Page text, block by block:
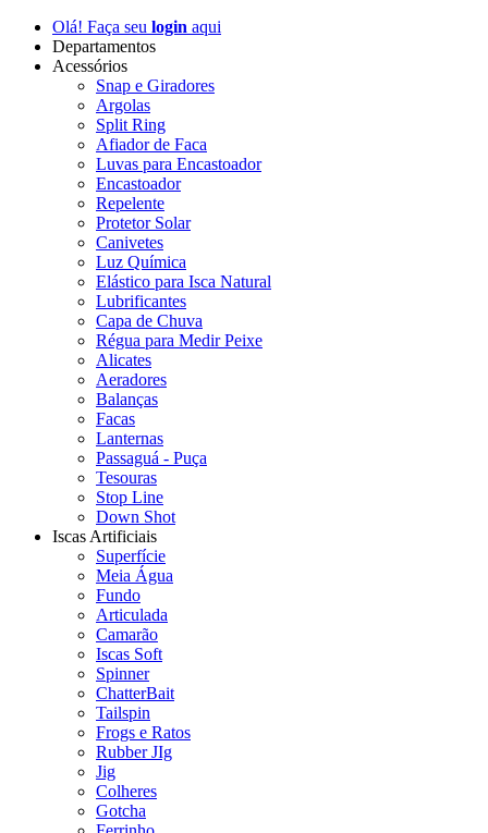
Olá! Faça seu login aqui
Departamentos
Acessórios
Snap e Giradores
Argolas
Split Ring
Afiador de Faca
Luvas para Encastoador
Encastoador
Repelente
Protetor Solar
Canivetes
Luz Química
Elástico para Isca Natural
Lubrificantes
Capa de Chuva
Régua para Medir Peixe
Alicates
Aeradores
Balanças
Facas
Lanternas
Passaguá - Puça
Tesouras
Stop Line
Down Shot
Iscas Artificiais
Superfície
Meia Água
Fundo
Articulada
Camarão
Iscas Soft
Spinner
ChatterBait
Tailspin
Frogs e Ratos
Rubber JIg
Jig
Colheres
Gotcha